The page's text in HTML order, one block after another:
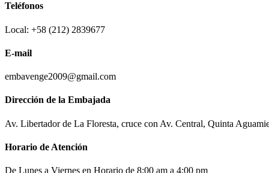
Teléfonos
Local: +58 (212) 2839677
E-mail
embavenge2009@gmail.com
Dirección de la Embajada
Av. Libertador de La Floresta, cruce con Av. Central, Quinta
Horario de Atención
De Lunes a Viernes en Horario de 8:00 am a 4:00 pm